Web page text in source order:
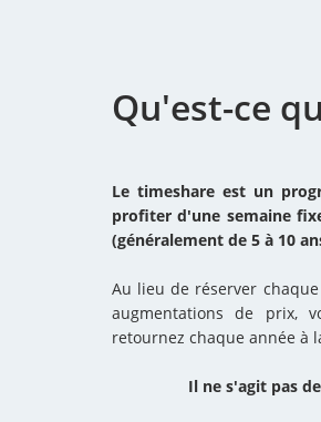
Qu'est-ce
Le timeshare est un
profiter d'une semaine
(généralement de 5 à 10
Au lieu de réserver
augmentations de prix,
retournez chaque année à
Il ne s'agit pas